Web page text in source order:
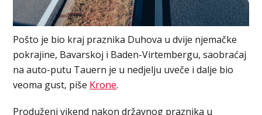
Pošto je bio kraj praznika Duhova u dvije njemačke
pokrajine, Bavarskoj i Baden-Virtembergu, saobraćaj
na auto-putu Tauern je u nedjelju uveče i dalje bio
veoma gust, piše Krone.
Produženi vikend nakon državnog praznika u